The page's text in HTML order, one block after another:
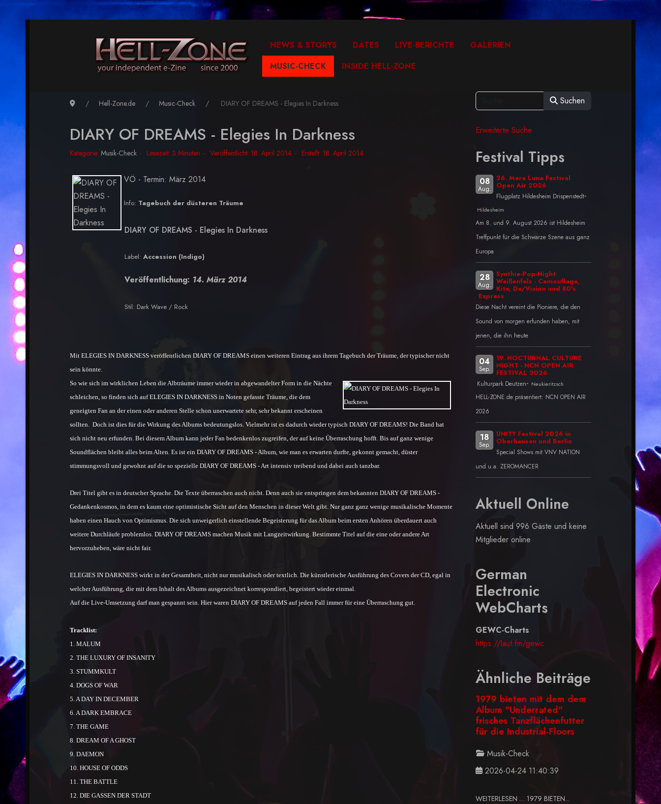
NEWS & STORYS DATES LIVE-BERICHTE
GALERIEN
MUSIC-CHECK
INSIDE HELL-ZONE
Hell-Zone.de Music-Check DIARY OF DREAMS - Elegies In Darkness
DIARY OF DREAMS - Elegies In Darkness
Kategorie: Musik-Check Lesezeit: 3 Minuten Veröffentlicht: 18. April 2014 Erstellt: 18. April 2014
VÖ - Termin: März 2014
Info: Tagebuch der düsteren Träume
DIARY OF DREAMS - Elegies In Darkness
Label: Accession (Indigo)
Veröffentlichung: 14. März 2014
Stil: Dark Wave / Rock
Mit ELEGIES IN DARKNESS veröffentlichen DIARY OF DREAMS einen weiteren Eintrag aus ihrem Tagebuch der Träume, der typischer nicht
sein könnte.
So wie sich im wirklichen Leben die Albträume immer wieder in abgewandelter Form in die Nächte
schleichen, so finden sich auf ELEGIES IN DARKNESS in Noten gefasste Träume, die dem
geneigten Fan an der einen oder anderen Stelle schon unerwartete sehr, sehr bekannt erscheinen
sollten. Doch ist dies für die Wirkung des Albums bedeutungslos. Vielmehr ist es dadurch wieder typisch DIARY OF DREAMS! Die Band hat
sich nicht neu erfunden. Bei diesem Album kann jeder Fan bedenkenlos zugreifen, der auf keine Überraschung hofft. Bis auf ganz wenige
Soundflächen bleibt alles beim Alten. Es ist ein DIARY OF DREAMS - Album, wie man es erwarten durfte, gekonnt gemacht, düster
stimmungsvoll und gewohnt auf die so spezielle DIARY OF DREAMS - Art intensiv treibend und dabei auch tanzbar.
Drei Titel gibt es in deutscher Sprache. Die Texte überraschen auch nicht. Denn auch sie entspringen dem bekannten DIARY OF DREAMS -
Gedankenkosmos, in dem es kaum eine optimistische Sicht auf den Menschen in dieser Welt gibt. Nur ganz ganz wenige musikalische Momente
haben einen Hauch von Optimismus. Die sich unweigerlich einstellende Begeisterung für das Album beim ersten Anhören überdauert auch
weitere Durchläufe problemlos. DIARY OF DREAMS machen Musik mit Langzeitwirkung. Bestimmte Titel auf die eine oder andere Art
hervorzuheben, wäre nicht fair.
ELEGIES IN DARKNESS wirkt in der Gesamtheit, nicht nur musikalisch oder textlich. Die künstlerische Ausführung des Covers der CD, egal in
welcher Ausführung, die mit dem Inhalt des Albums ausgezeichnet korrespondiert, begeistert wieder einmal.
Auf die Live-Umsetzung darf man gespannt sein. Hier waren DIARY OF DREAMS auf jeden Fall immer für eine Überraschung gut.
Tracklist:
1. MALUM
2. THE LUXURY OF INSANITY
3. STUMMKULT
4. DOGS OF WAR
5. A DAY IN DECEMBER
6. A DARK EMBRACE
7. THE GAME
8. DREAM OF A GHOST
9. DAEMON
10. HOUSE OF ODDS
11. THE BATTLE
12. DIE GASSEN DER STADT
Suchen
Erweiterte Suche
Festival Tipps
08
Aug.
26. Mera Luna Festival
Open Air 2026
Flugplatz Hildesheim Drispenstedt-
Hildesheim
Am 8. und 9. August 2026 ist Hildesheim
Treffpunkt für die Schwarze Szene aus ganz
Europa
28
Aug.
Synthie-Pop-Night
Weißenfels - Camouflage,
Kite, De/Vision und 80's
Express
Diese Nacht vereint die Pioniere, die den
Sound von morgen erfunden haben, mit
jenen, die ihn heute
04
Sep.
19. NOCTURNAL CULTURE
NIGHT - NCN OPEN AIR
FESTIVAL 2026
Kulturpark Deutzen- Neukieritzsch
HELL-ZONE.de präsentiert: NCN OPEN AIR
2026
18
Sep.
UNITY Festival 2026 in
Oberhausen und Berlin
Special Shows mit VNV NATION
und u.a. ZEROMANCER
Aktuell Online
Aktuell sind 996 Gäste und keine
Mitglieder online
German
Electronic
WebCharts
GEWC-Charts
https://laut.fm/gewc
Ähnliche Beiträge
1979 bieten mit dem dem
Album "Underrated"
frisches Tanzflächenfutter
für die Industrial-Floors
Musik-Check
2026-04-24 11:40:39
WEITERLESEN … 1979 BIETEN...